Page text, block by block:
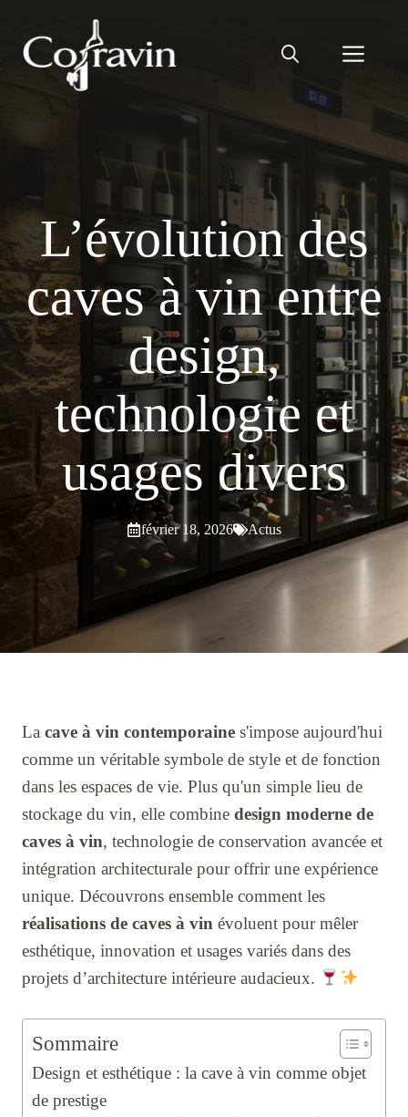
contenu
L’évolution des
caves à vin entre
design,
technologie et
usages divers
février 18, 2026 Actus
La cave à vin contemporaine s'impose aujourd'hui
comme un véritable symbole de style et de fonction
dans les espaces de vie. Plus qu'un simple lieu de
stockage du vin, elle combine design moderne de
caves à vin, technologie de conservation avancée et
intégration architecturale pour offrir une expérience
unique. Découvrons ensemble comment les
réalisations de caves à vin évoluent pour mêler
esthétique, innovation et usages variés dans des
projets d’architecture intérieure audacieux.
Sommaire
Design et esthétique : la cave à vin comme objet
de prestige